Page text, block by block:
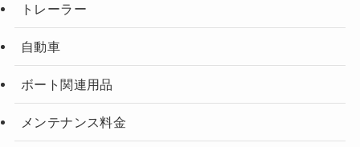
トレーラー
自動車
ボート関連用品
メンテナンス料金